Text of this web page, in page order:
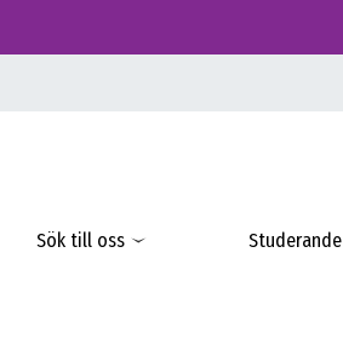
Sök till oss Studerande